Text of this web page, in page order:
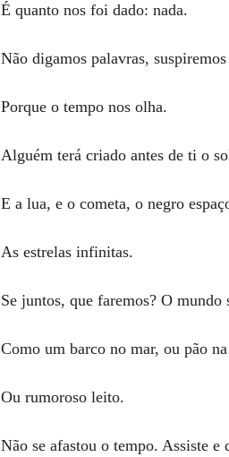
É quanto nos foi dado: nada.
Não digamos palavras, suspiremos
Porque o tempo nos olha.
Alguém terá criado antes de ti o
E a lua, e o cometa, o negro
As estrelas infinitas.
Se juntos, que faremos? O mundo
Como um barco no mar, ou pão na
Ou rumoroso leito.
Não se afastou o tempo. Assiste e